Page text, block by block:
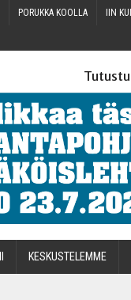
PORUK­KA KOOLLA IIN
KES­KUS­TE­LEM­ME